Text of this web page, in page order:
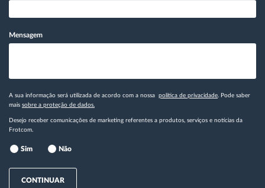
Mensagem
A sua informação será utilizada de acordo com a nossa política de privacidade . Pode saber
mais sobre a proteção de dados.
Desejo receber comunicações de marketing referentes a produtos, serviços e notícias da
Frotcom.
Sim Não
CONTINUAR